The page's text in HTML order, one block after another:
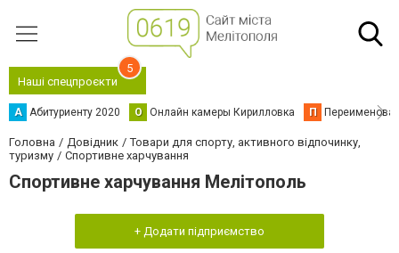
Наші спецпроєкти
5
А Абитуриенту 2020 О Онлайн камеры Кирилловка П
Головна Довідник
Товари для спорту, активного відпочинку,
туризму
Спортивне харчування
Спортивне харчування Мелітополь
+ Додати підприємство